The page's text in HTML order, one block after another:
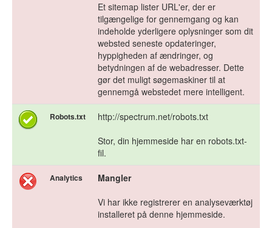
Et sitemap lister URL'er, der er
tilgængelige for gennemgang og kan
indeholde yderligere oplysninger som dit
websted seneste opdateringer,
hyppigheden af ændringer, og
betydningen af de webadresser. Dette
gør det muligt søgemaskiner til at
gennemgå webstedet mere intelligent.
Robots.txt
http://spectrum.net/robots.txt
Stor, din hjemmeside har en robots.txt-
fil.
Analytics
Mangler
Vi har ikke registrerer en analyseværktøj
installeret på denne hjemmeside.